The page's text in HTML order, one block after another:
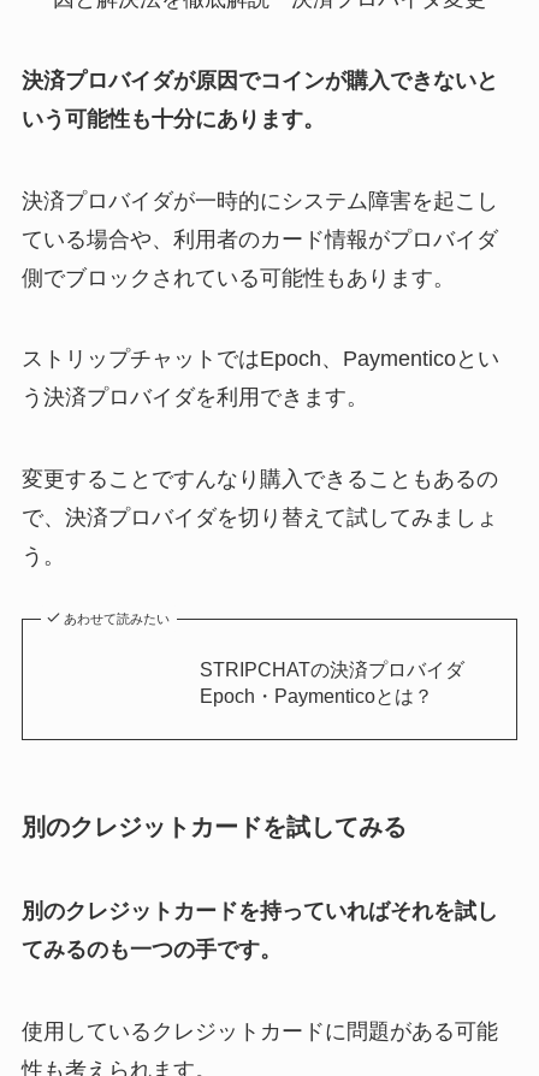
決済プロバイダが原因でコインが購入できないと
いう可能性も十分にあります。
決済プロバイダが一時的にシステム障害を起こし
ている場合や、利用者のカード情報がプロバイダ
側でブロックされている可能性もあります。
ストリップチャットではEpoch、Paymenticoとい
う決済プロバイダを利用できます。
変更することですんなり購入できることもあるの
で、決済プロバイダを切り替えて試してみましょ
う。
あわせて読みたい
STRIPCHATの決済プロバイダ
Epoch・Paymenticoとは？
別のクレジットカードを試してみる
別のクレジットカードを持っていればそれを試し
てみるのも一つの手です。
使用しているクレジットカードに問題がある可能
性も考えられます。